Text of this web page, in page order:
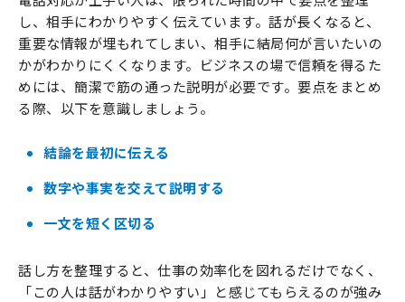
し、相手にわかりやすく伝えています。話が長くなると、
重要な情報が埋もれてしまい、相手に結局何が言いたいの
かがわかりにくくなります。ビジネスの場で信頼を得るた
めには、簡潔で筋の通った説明が必要です。要点をまとめ
る際、以下を意識しましょう。
結論を最初に伝える
数字や事実を交えて説明する
一文を短く区切る
話し方を整理すると、仕事の効率化を図れるだけでなく、
「この人は話がわかりやすい」と感じてもらえるのが強み